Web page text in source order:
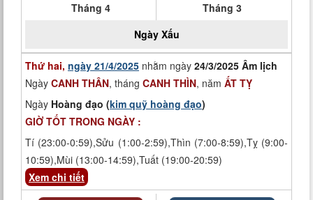
Tháng 4
Tháng 3
Ngày Xấu
Thứ hai, ngày 21/4/2025 nhằm ngày 24/3/2025 Âm lịch
Ngày CANH THÂN, tháng CANH THÌN, năm ẤT TỴ
Ngày Hoàng đạo (kim quỹ hoàng đạo)
GIỜ TỐT TRONG NGÀY :
Tí (23:00-0:59),Sửu (1:00-2:59),Thìn (7:00-8:59),Tỵ (9:00-
10:59),Mùi (13:00-14:59),Tuất (19:00-20:59)
Xem chi tiết